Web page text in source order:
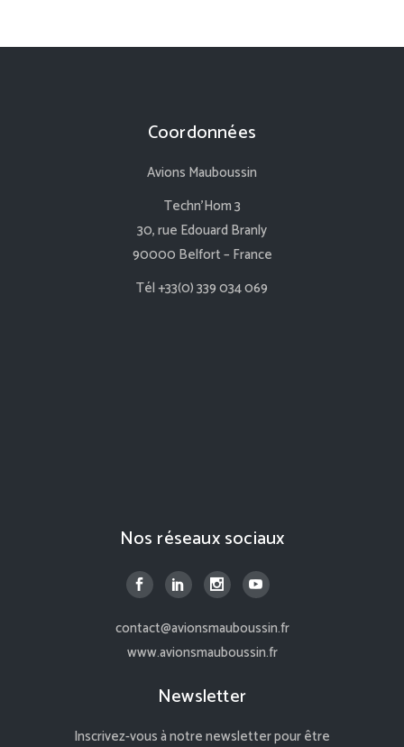
Coordonnées
Avions Mauboussin
Techn’Hom 3
30, rue Edouard Branly
90000 Belfort – France
Tél +33(0) 339 034 069
Nos réseaux sociaux
contact@avionsmauboussin.fr
www.avionsmauboussin.fr
Newsletter
Inscrivez-vous à notre newsletter pour être